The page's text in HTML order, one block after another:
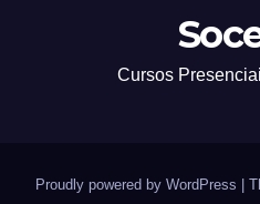
Cursos
Proudly powered by WordPress |